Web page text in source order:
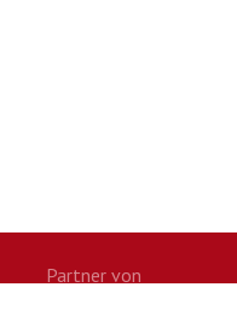
Partner von